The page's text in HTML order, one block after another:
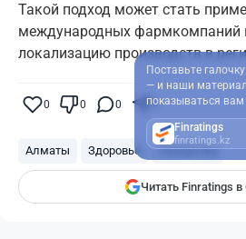
Такой подход может стать
международных фармкомпаний
локализацию производств в
0 0 0 0
Алматы Здоровье Лекарства
Читать Finratings в
Поставьте
— и наши
показываться вам
Finratings
finratings.kz